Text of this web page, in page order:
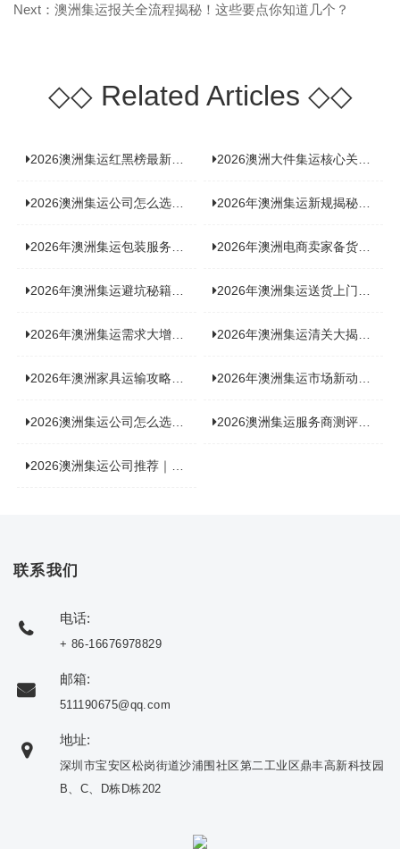
Next：澳洲集运报关全流程揭秘！这些要点你知道几个？
◇◇Related Articles ◇◇
2026澳洲集运红黑榜最新实测：5 家平台真实体验，华人留学生避坑指南 2026澳洲大件集运核心关注点：清关实力与适配服务商深度推荐
2026澳洲集运公司怎么选？实测5家热门渠道，奥飞国际物流凭什么圈粉无数 2026年澳洲集运新规揭秘：究竟要不要交增值税？
2026年澳洲集运包装服务揭秘：究竟好不好，答案即将揭晓！ 2026年澳洲电商卖家备货集运，背后藏着哪些物流新机遇？
2026年澳洲集运避坑秘籍大公开！这份避雷指南你不能错过 2026年澳洲集运送货上门服务怎么选：靠谱品牌选型指南
2026年澳洲集运需求大增！中澳原产地证办理攻略来了 2026年澳洲集运清关大揭秘：究竟需要哪些关键单据？
2026年澳洲家具运输攻略大揭秘，这些干货分享不容错过！ 2026年澳洲集运市场新动态：到底能不能寄奶粉？
2026澳洲集运公司怎么选？海关新规下的避坑指南与实力排名 2026澳洲集运服务商测评榜单，优质合规机构选型参考
2026澳洲集运公司推荐｜个人 / 跨境商家选品攻略
联系我们
电话:
+ 86-16676978829
邮箱:
511190675@qq.com
地址:
深圳市宝安区松岗街道沙浦围社区第二工业区鼎丰高新科技园
B、C、D栋D栋202